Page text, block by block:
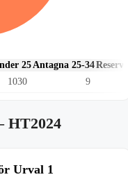
25 Antagna 25-34
1030 9
Urval 1